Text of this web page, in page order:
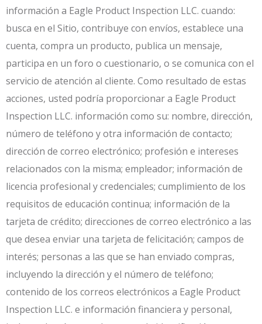
información a Eagle Product Inspection LLC. cuando:
busca en el Sitio, contribuye con envíos, establece una
cuenta, compra un producto, publica un mensaje,
participa en un foro o cuestionario, o se comunica con el
servicio de atención al cliente. Como resultado de estas
acciones, usted podría proporcionar a Eagle Product
Inspection LLC. información como su: nombre, dirección,
número de teléfono y otra información de contacto;
dirección de correo electrónico; profesión e intereses
relacionados con la misma; empleador; información de
licencia profesional y credenciales; cumplimiento de los
requisitos de educación continua; información de la
tarjeta de crédito; direcciones de correo electrónico a las
que desea enviar una tarjeta de felicitación; campos de
interés; personas a las que se han enviado compras,
incluyendo la dirección y el número de teléfono;
contenido de los correos electrónicos a Eagle Product
Inspection LLC. e información financiera y personal,